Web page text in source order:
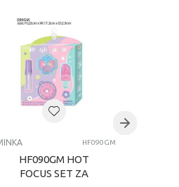
HF090GM
HF090GM HOT
FOCUS SET ZA